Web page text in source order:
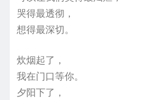
哭得最透彻，
想得最深切。
炊烟起了，
我在门口等你。
夕阳下了，